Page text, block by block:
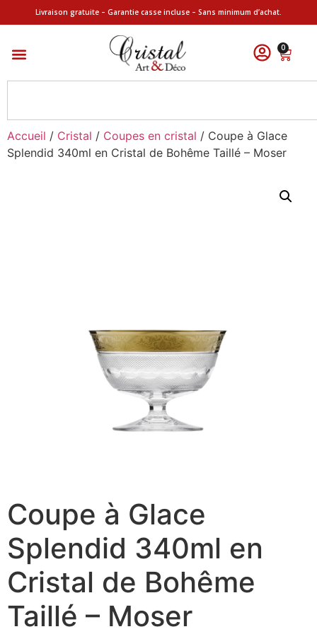
Livraison gratuite – Garantie casse incluse – Sans minimum d’achat.
0
Accueil / Cristal / Coupes en cristal / Coupe à Glace
Splendid 340ml en Cristal de Bohême Taillé – Moser
Coupe à Glace
Splendid 340ml en
Cristal de Bohême
Taillé – Moser